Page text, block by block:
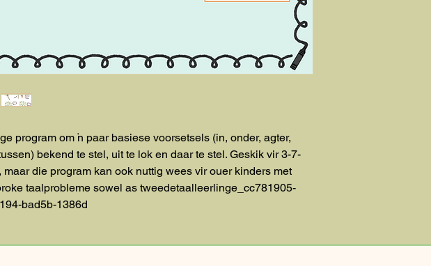
program om 'n paar basiese voorsetsels (in, onder, agter,
bekend te stel, uit te lok en daar te stel. Geskik vir 3-7-
maar die program kan ook nuttig wees vir ouer kinders met
taalprobleme sowel as tweedetaalleerlinge_cc781905-
bad5b-1386d